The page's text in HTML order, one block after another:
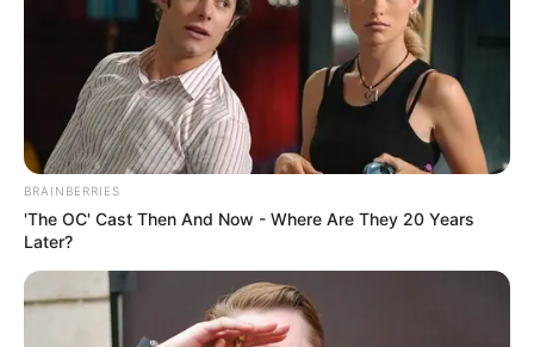
BRAINBERRIES
'The OC' Cast Then And Now - Where Are They 20 Years
Later?